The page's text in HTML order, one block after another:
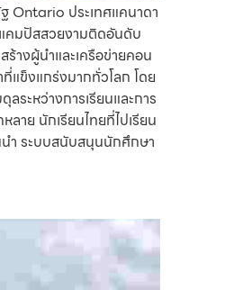
Ontario ประเทศแคนาดา
แคมปัสสวยงามติดอันดับ
างผู้นำและเครือข่ายคอน
แข็งแกร่งมากทั่วโลก โดย
ระหว่างการเรียนและการ
าย นักเรียนไทยที่ไปเรียน
ำ ระบบสนับสนุนนักศึกษา